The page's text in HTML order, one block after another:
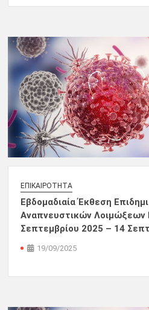
ΕΠΙΚΑΙΡΌΤΗΤΑ
Εβδομαδιαία Έκθεση
Αναπνευστικών Λοιμώξεων
Σεπτεμβρίου 2025 – 14
19/09/2025